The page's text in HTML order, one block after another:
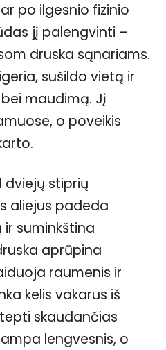
po ilgesnio fizinio
jį palengvinti –
druska sąnariams.
sušildo vietą ir
maudimą. Jį
o poveikis
dviejų stiprių
aliejus padeda
suminkština
aprūpina
raumenis ir
kelis vakarus iš
skaudančias
lengvesnis, o